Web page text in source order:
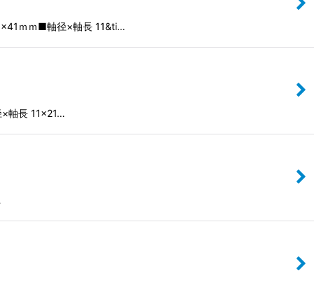
ｍｍ■軸径×軸長 11&ti…
軸長 11×21…